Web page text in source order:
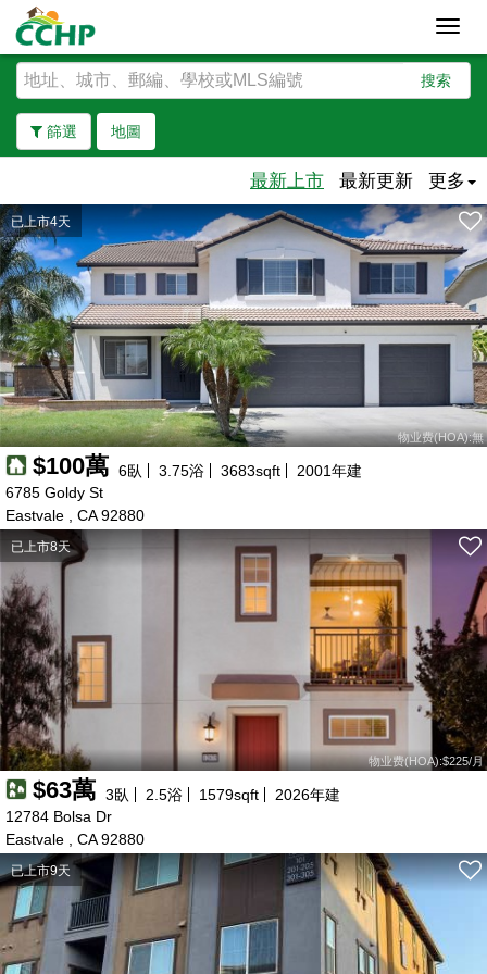
搜索
篩選 地圖
100萬
63萬
57萬
59萬
58萬92萬
95萬
93萬
97萬55萬
65萬
110萬
100萬
139萬
65萬
84萬
67萬60萬
67萬
72萬
54萬
94萬
96萬
53萬
50萬
101萬
75萬
64萬
110萬
110萬
115萬
95萬
118萬
66萬
83萬
68萬
41萬
98萬
75萬
71萬
65萬
120萬
50萬
86萬
74萬
104萬
65萬
80萬
115萬100萬
71萬
94萬
93萬
100萬
83萬
70萬
100萬
去除邊界
最新上市 最新更新 更多
已上市4天
物业费(HOA):無
$100萬 6臥 3.75浴 3683sqft 2001年建
6785 Goldy St
Eastvale , CA 92880
已上市8天
物业费(HOA):$225/月
$63萬 3臥 2.5浴 1579sqft 2026年建
12784 Bolsa Dr
Eastvale , CA 92880
已上市9天